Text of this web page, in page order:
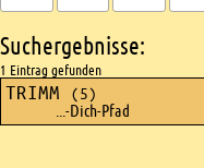
Suchergebnisse:
1 Eintrag gefunden
TRIMM (5)
...-Dich-Pfad